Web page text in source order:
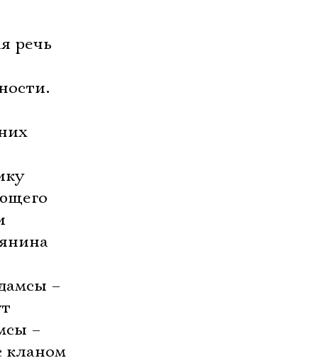
речь
–
–
кланом